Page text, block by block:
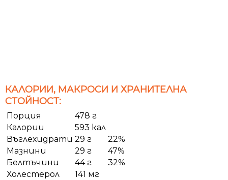
КАЛОРИИ, МАКРОСИ И ХРАНИТЕЛНА
СТОЙНОСТ:
Порция
478 г
Калории
593 кал
Въглехидрати 29 г
22%
Мазнини
29 г
47%
Белтъчини
44 г
32%
Холестерол
141 мг